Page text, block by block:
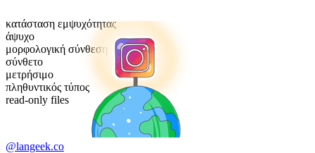
κατάσταση εμψυχότητας
άψυχο
μορφολογική σύνθεση
σύνθετο
μετρήσιμο
πληθυντικός τύπος
read-only files
@langeek.co